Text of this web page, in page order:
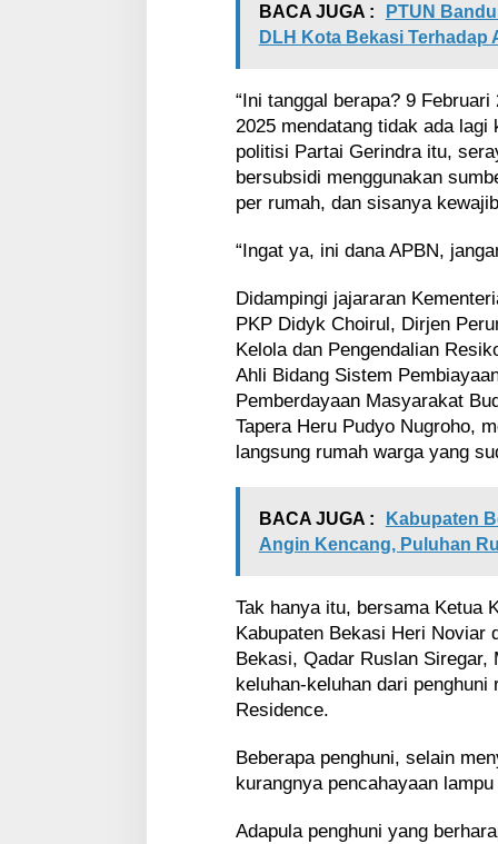
BACA JUGA :
PTUN
DLH Kota Bekasi Terhadap
“Ini tanggal berapa? 9
2025 mendatang tidak ada
politisi Partai Gerindra itu,
bersubsidi menggunakan
per rumah, dan sisanya
“Ingat ya, ini dana APBN,
Didampingi jajararan
PKP Didyk Choirul, Dirjen
Kelola dan Pengendalian
Ahli Bidang Sistem
Pemberdayaan Masyarakat
Tapera Heru Pudyo Nugroho,
langsung rumah warga yang
BACA JUGA :
Kabupaten
Angin Kencang, Puluhan
Tak hanya itu, bersama Ketua
Kabupaten Bekasi Heri Noviar
Bekasi, Qadar Ruslan Siregar,
keluhan-keluhan dari
Residence.
Beberapa penghuni, selain
kurangnya pencahayaan
Adapula penghuni yang